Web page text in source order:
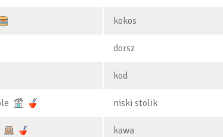
kokos
dorsz
kod
niski stolik
kawa